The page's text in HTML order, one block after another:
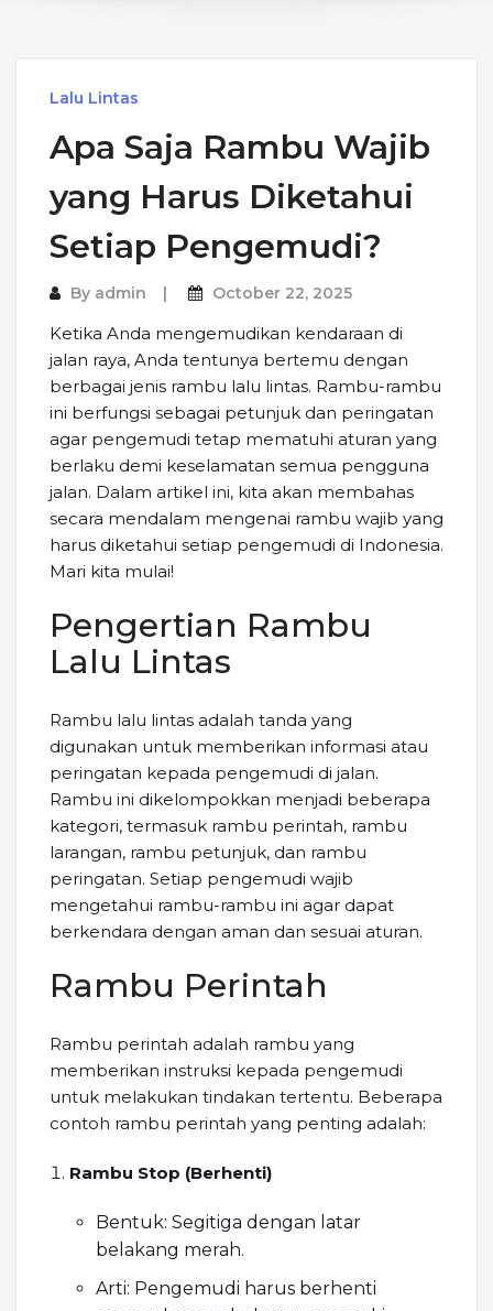
Lalu Lintas
Apa Saja Rambu Wajib
yang Harus Diketahui
Setiap Pengemudi?
By admin October 22, 2025
Ketika Anda mengemudikan kendaraan di
jalan raya, Anda tentunya bertemu dengan
berbagai jenis rambu lalu lintas. Rambu-rambu
ini berfungsi sebagai petunjuk dan peringatan
agar pengemudi tetap mematuhi aturan yang
berlaku demi keselamatan semua pengguna
jalan. Dalam artikel ini, kita akan membahas
secara mendalam mengenai rambu wajib yang
harus diketahui setiap pengemudi di Indonesia.
Mari kita mulai!
Pengertian Rambu
Lalu Lintas
Rambu lalu lintas adalah tanda yang
digunakan untuk memberikan informasi atau
peringatan kepada pengemudi di jalan.
Rambu ini dikelompokkan menjadi beberapa
kategori, termasuk rambu perintah, rambu
larangan, rambu petunjuk, dan rambu
peringatan. Setiap pengemudi wajib
mengetahui rambu-rambu ini agar dapat
berkendara dengan aman dan sesuai aturan.
Rambu Perintah
Rambu perintah adalah rambu yang
memberikan instruksi kepada pengemudi
untuk melakukan tindakan tertentu. Beberapa
contoh rambu perintah yang penting adalah:
Rambu Stop (Berhenti)
Bentuk: Segitiga dengan latar
belakang merah.
Arti: Pengemudi harus berhenti